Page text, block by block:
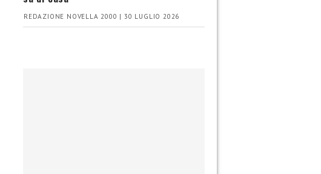
REDAZIONE NOVELLA 2000 | 30 LUGLIO 2026